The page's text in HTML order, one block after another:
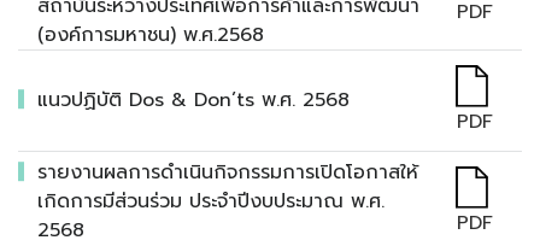
สถาบันระหว่างประเทศเพื่อการค้าและการพัฒนา
(องค์การมหาชน) พ.ศ.2568
PDF
แนวปฏิบัติ Dos & Don’ts พ.ศ. 2568
PDF
รายงานผลการดำเนินกิจกรรมการเปิดโอกาสให้
เกิดการมีส่วนร่วม ประจำปีงบประมาณ พ.ศ.
2568
PDF